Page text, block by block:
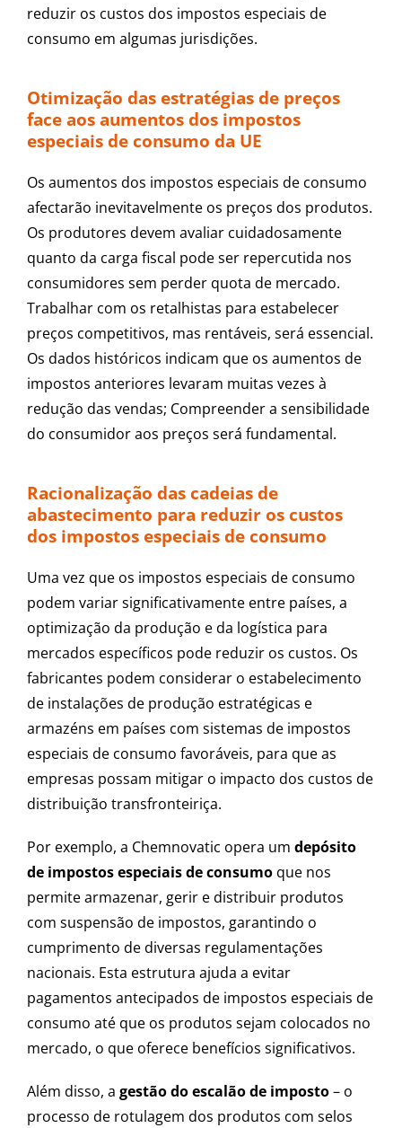
reduzir os custos dos impostos especiais de
consumo em algumas jurisdições.
Otimização das estratégias de preços
face aos aumentos dos impostos
especiais de consumo da UE
Os aumentos dos impostos especiais de consumo
afectarão inevitavelmente os preços dos produtos.
Os produtores devem avaliar cuidadosamente
quanto da carga fiscal pode ser repercutida nos
consumidores sem perder quota de mercado.
Trabalhar com os retalhistas para estabelecer
preços competitivos, mas rentáveis, será essencial.
Os dados históricos indicam que os aumentos de
impostos anteriores levaram muitas vezes à
redução das vendas; Compreender a sensibilidade
do consumidor aos preços será fundamental.
Racionalização das cadeias de
abastecimento para reduzir os custos
dos impostos especiais de consumo
Uma vez que os impostos especiais de consumo
podem variar significativamente entre países, a
optimização da produção e da logística para
mercados específicos pode reduzir os custos. Os
fabricantes podem considerar o estabelecimento
de instalações de produção estratégicas e
armazéns em países com sistemas de impostos
especiais de consumo favoráveis, para que as
empresas possam mitigar o impacto dos custos de
distribuição transfronteiriça.
Por exemplo, a Chemnovatic opera um depósito
de impostos especiais de consumoque nos
permite armazenar, gerir e distribuir produtos
com suspensão de impostos, garantindo o
cumprimento de diversas regulamentações
nacionais. Esta estrutura ajuda a evitar
pagamentos antecipados de impostos especiais de
consumo até que os produtos sejam colocados no
mercado, o que oferece benefícios significativos.
Além disso, a gestão do escalão de imposto– o
processo de rotulagem dos produtos com selos